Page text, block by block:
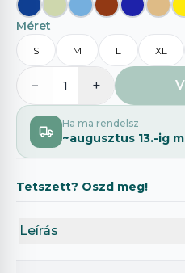
Méret
S M L XL
− 1 +
Ha ma rendelsz
~augusztus 13.-ig
Tetszett? Oszd meg!
Leírás